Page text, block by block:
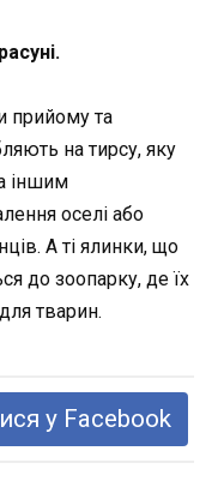
прийому та
на тирсу, яку
іншим
оселі або
А ті ялинки, що
до зоопарку, де їх
тварин.
у Facebook